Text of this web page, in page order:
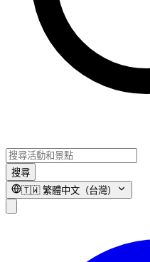
搜尋
🇹🇼 繁體中文（台灣）